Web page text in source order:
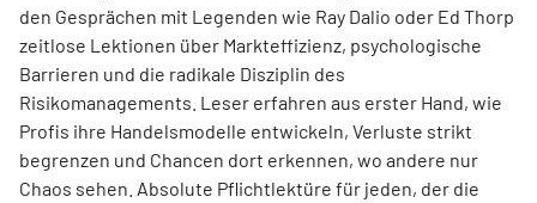
den Gesprächen mit Legenden wie Ray Dalio oder Ed Thorp
zeitlose Lektionen über Markteffizienz, psychologische
Barrieren und die radikale Disziplin des
Risikomanagements. Leser erfahren aus erster Hand, wie
Profis ihre Handels­modelle entwickeln, Verluste strikt
begrenzen und Chancen dort erkennen, wo andere nur
Chaos sehen. Absolute Pflichtlektüre für jeden, der die